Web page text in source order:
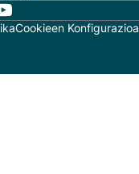
Cookieen Konfigurazioa